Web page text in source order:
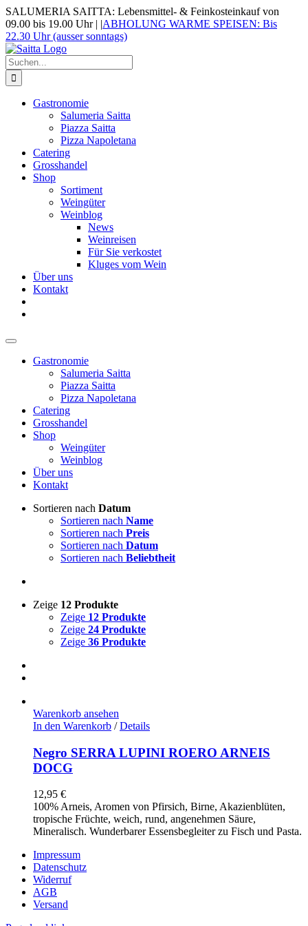
Zum
Inhalt
springen
SALUMERIA SAITTA: Lebensmittel- & Feinkosteinkauf von
09.00 bis 19.00 Uhr | |ABHOLUNG WARME SPEISEN: Bis
22.30 Uhr (ausser sonntags)
Suche
nach:
Gastronomie
Salumeria Saitta
Piazza Saitta
Pizza Napoletana
Catering
Grosshandel
Shop
Sortiment
Weingüter
Weinblog
News
Weinreisen
Für Sie verkostet
Kluges vom Wein
Über uns
Kontakt
Gastronomie
Salumeria Saitta
Piazza Saitta
Pizza Napoletana
Catering
Grosshandel
Shop
Weingüter
Weinblog
Über uns
Kontakt
Sortieren nach Datum
Sortieren nach Name
Sortieren nach Preis
Sortieren nach Datum
Sortieren nach Beliebtheit
Zeige 12 Produkte
Zeige 12 Produkte
Zeige 24 Produkte
Zeige 36 Produkte
Warenkorb ansehen
In den Warenkorb / Details
Negro SERRA LUPINI ROERO ARNEIS
DOCG
12,95 €
100% Arneis, Aromen von Pfirsich, Birne, Akazienblüten,
tropische Früchte, weich, rund, angenehmen Säure,
Mineralisch. Wunderbarer Essensbegleiter zu Fisch und Pasta.
Impressum
Datenschutz
Widerruf
AGB
Versand